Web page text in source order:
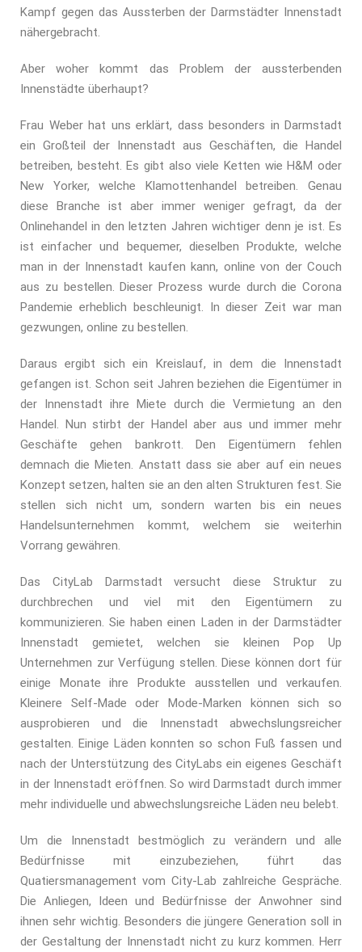
Kampf gegen das Aussterben der Darmstädter Innenstadt
nähergebracht.
Aber woher kommt das Problem der aussterbenden
Innenstädte überhaupt?
Frau Weber hat uns erklärt, dass besonders in Darmstadt
ein Großteil der Innenstadt aus Geschäften, die Handel
betreiben, besteht. Es gibt also viele Ketten wie H&M oder
New Yorker, welche Klamottenhandel betreiben. Genau
diese Branche ist aber immer weniger gefragt, da der
Onlinehandel in den letzten Jahren wichtiger denn je ist. Es
ist einfacher und bequemer, dieselben Produkte, welche
man in der Innenstadt kaufen kann, online von der Couch
aus zu bestellen. Dieser Prozess wurde durch die Corona
Pandemie erheblich beschleunigt. In dieser Zeit war man
gezwungen, online zu bestellen.
Daraus ergibt sich ein Kreislauf, in dem die Innenstadt
gefangen ist. Schon seit Jahren beziehen die Eigentümer in
der Innenstadt ihre Miete durch die Vermietung an den
Handel. Nun stirbt der Handel aber aus und immer mehr
Geschäfte gehen bankrott. Den Eigentümern fehlen
demnach die Mieten. Anstatt dass sie aber auf ein neues
Konzept setzen, halten sie an den alten Strukturen fest. Sie
stellen sich nicht um, sondern warten bis ein neues
Handelsunternehmen kommt, welchem sie weiterhin
Vorrang gewähren.
Das CityLab Darmstadt versucht diese Struktur zu
durchbrechen und viel mit den Eigentümern zu
kommunizieren. Sie haben einen Laden in der Darmstädter
Innenstadt gemietet, welchen sie kleinen Pop Up
Unternehmen zur Verfügung stellen. Diese können dort für
einige Monate ihre Produkte ausstellen und verkaufen.
Kleinere Self-Made oder Mode-Marken können sich so
ausprobieren und die Innenstadt abwechslungsreicher
gestalten. Einige Läden konnten so schon Fuß fassen und
nach der Unterstützung des CityLabs ein eigenes Geschäft
in der Innenstadt eröffnen. So wird Darmstadt durch immer
mehr individuelle und abwechslungsreiche Läden neu belebt.
Um die Innenstadt bestmöglich zu verändern und alle
Bedürfnisse mit einzubeziehen, führt das
Quatiersmanagement vom City-Lab zahlreiche Gespräche.
Die Anliegen, Ideen und Bedürfnisse der Anwohner sind
ihnen sehr wichtig. Besonders die jüngere Generation soll in
der Gestaltung der Innenstadt nicht zu kurz kommen. Herr